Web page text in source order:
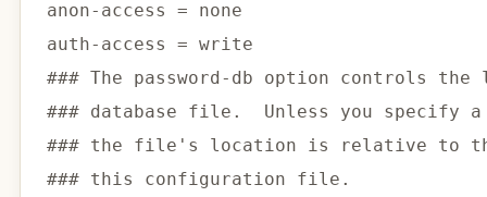
anon-access = none
auth-access =
write
### The password-db option controls
### database file.  Unless you specify
### the file's location is relative to
### this configuration file.